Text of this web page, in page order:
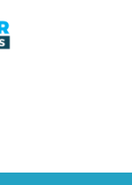
la navigation